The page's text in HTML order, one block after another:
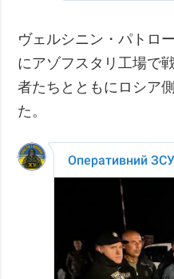
ヴェルシニン・パトロ
にアゾフスタリ工場で
者たちとともにロシア
た。